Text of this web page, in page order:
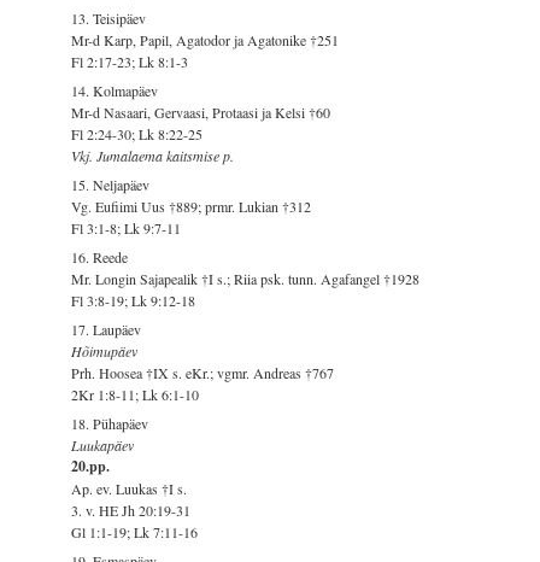
13. Teisipäev
Mr-d Karp, Papil, Agatodor ja Agatonike †251
Fl 2:17-23; Lk 8:1-3
14. Kolmapäev
Mr-d Nasaari, Gervaasi, Protaasi ja Kelsi †60
Fl 2:24-30; Lk 8:22-25
Vkj. Jumalaema kaitsmise p.
15. Neljapäev
Vg. Eufiimi Uus †889; prmr. Lukian †312
Fl 3:1-8; Lk 9:7-11
16. Reede
Mr. Longin Sajapealik †I s.; Riia psk. tunn. Agafangel †1928
Fl 3:8-19; Lk 9:12-18
17. Laupäev
Hõimupäev
Prh. Hoosea †IX s. eKr.; vgmr. Andreas †767
2Kr 1:8-11; Lk 6:1-10
18. Pühapäev
Luukapäev
20.pp.
Ap. ev. Luukas †I s.
3. v. HE Jh 20:19-31
Gl 1:1-19; Lk 7:11-16